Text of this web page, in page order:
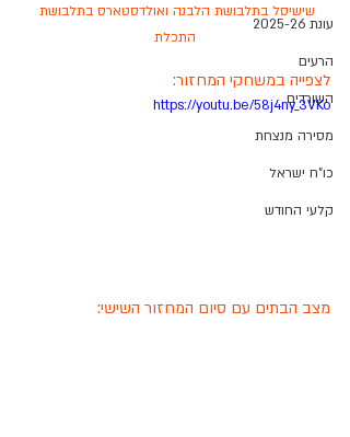
עונת 2025-26
הרעים
השורדים
מסירה מנצחת
כו"ח ישראל
קלעי החודש
שישיסל בתלבושת הלבנה ואולדסטארס בתלבושת
התכלת
לצפייה במשחקי המחזור:
https://youtu.be/58j4ny_3VKo
מצב הבתים עם סיום המחזור השישי: